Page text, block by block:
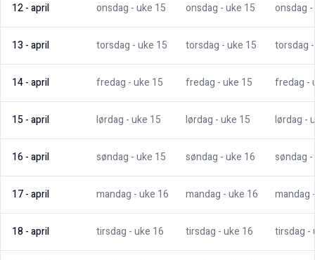
12-april onsdag - uke 15 onsdag - uke 15 onsdag
13 -april torsdag - uke 15 torsdag - uke 15 torsdag
14-april fredag - uke 15 fredag - uke 15 fredag -
15-april lørdag - uke 15 lørdag - uke 15 lørdag -
16-april søndag - uke 15 søndag - uke 16 søndag
17-april mandag - uke 16 mandag - uke 16 mandag
18-april tirsdag - uke 16 tirsdag - uke 16 tirsdag -